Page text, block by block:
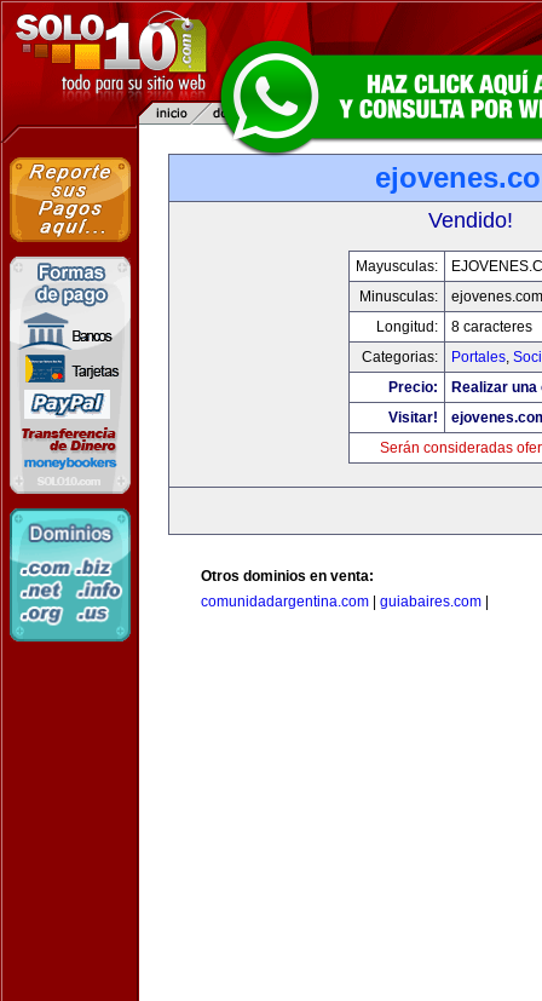
Vendido!
Mayusculas:
Minusculas:
ejovenes.com
Longitud:
8 caracteres
Categorias:
Portales,
Precio:
Realizar
Visitar!
Serán consideradas
Otros dominios en venta:
comunidadargentina.com
guiabaires.com